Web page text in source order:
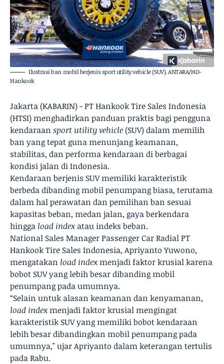
Ilustrasi ban mobil berjenis sport utility vehicle (SUV). ANTARA/HO-
Hankook
Jakarta (KABARIN) - PT Hankook Tire Sales Indonesia
(HTSI) menghadirkan panduan praktis bagi pengguna
kendaraan sport utility vehicle(SUV) dalam memilih
ban yang tepat guna menunjang keamanan,
stabilitas, dan performa kendaraan di berbagai
kondisi jalan di Indonesia.
Kendaraan berjenis SUV memiliki karakteristik
berbeda dibanding mobil penumpang biasa, terutama
dalam hal perawatan dan pemilihan ban sesuai
kapasitas beban, medan jalan, gaya berkendara
hingga load index atau indeks beban.
National Sales Manager Passenger Car Radial PT
Hankook Tire Sales Indonesia, Apriyanto Yuwono,
mengatakan load index menjadi faktor krusial karena
bobot SUV yang lebih besar dibanding mobil
penumpang pada umumnya.
“Selain untuk alasan keamanan dan kenyamanan,
load index menjadi faktor krusial mengingat
karakteristik SUV yang memiliki bobot kendaraan
lebih besar dibandingkan mobil penumpang pada
umumnya," ujar Apriyanto dalam keterangan tertulis
pada Rabu.